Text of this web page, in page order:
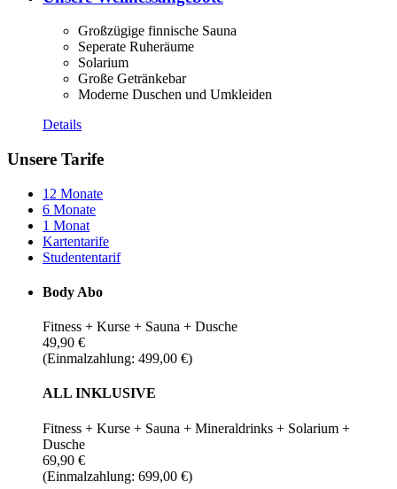
Großzügige finnische Sauna
Seperate Ruheräume
Solarium
Große Getränkebar
Moderne Duschen und Umkleiden
Details
Unsere Tarife
12 Monate
6 Monate
1 Monat
Kartentarife
Studententarif
Body Abo
Fitness + Kurse + Sauna + Dusche
49,90 €
(Einmalzahlung: 499,00 €)
ALL INKLUSIVE
Fitness + Kurse + Sauna + Mineraldrinks + Solarium +
Dusche
69,90 €
(Einmalzahlung: 699,00 €)